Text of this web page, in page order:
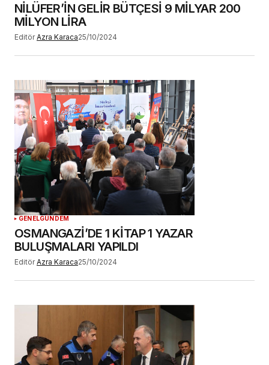
NİLÜFER’İN GELİR BÜTÇESİ 9 MİLYAR 200
MİLYON LİRA
Editör Azra Karaca25/10/2024
GENELGÜNDEM
OSMANGAZİ’DE 1 KİTAP 1 YAZAR
BULUŞMALARI YAPILDI
Editör Azra Karaca25/10/2024